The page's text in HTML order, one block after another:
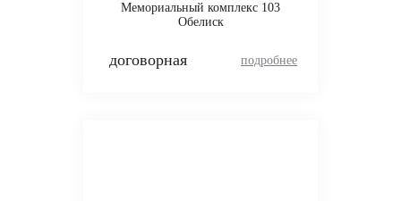
Мемориальный комплекс 103
Обелиск
договорная